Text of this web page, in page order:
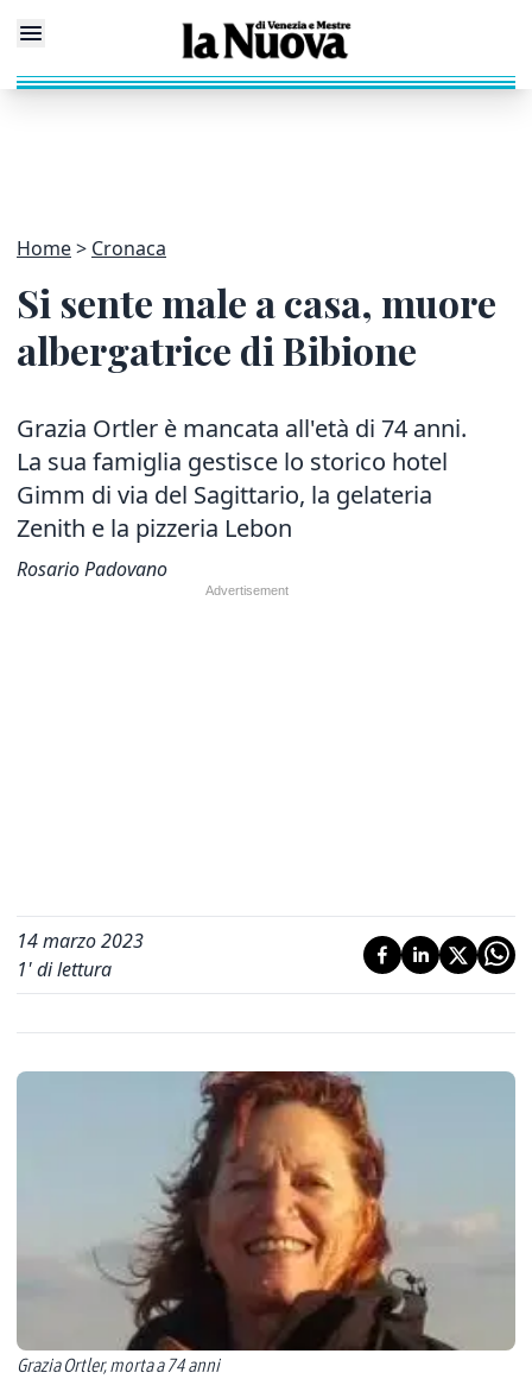
Home Cronaca
Si sente male a casa, muore
albergatrice di Bibione
Grazia Ortler è mancata all'età di 74 anni.
La sua famiglia gestisce lo storico hotel
Gimm di via del Sagittario, la gelateria
Zenith e la pizzeria Lebon
Rosario Padovano
14 marzo 2023
1' di lettura
Grazia Ortler, morta a 74 anni